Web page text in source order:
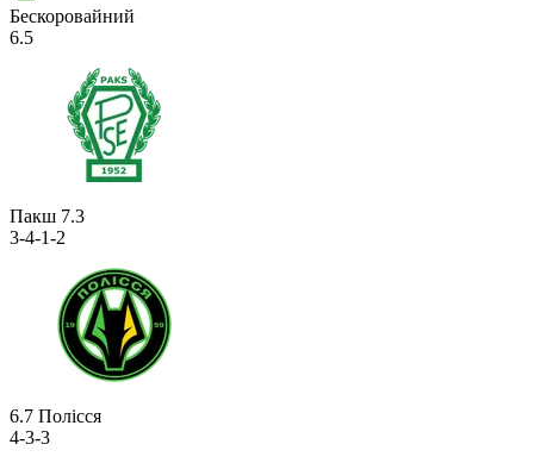
Бескоровайний
6.5
Пакш 7.3
3-4-1-2
6.7 Полісся
4-3-3